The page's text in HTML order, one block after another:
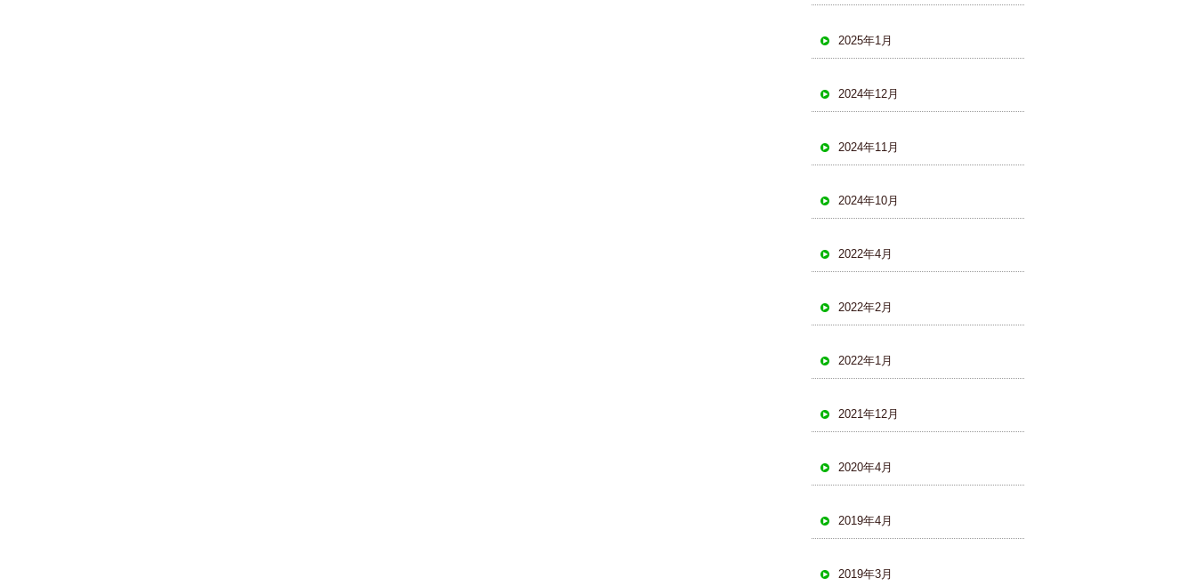
2025年1月
2024年12月
2024年11月
2024年10月
2022年4月
2022年2月
2022年1月
2021年12月
2020年4月
2019年4月
2019年3月